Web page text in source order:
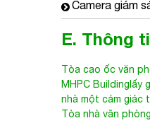
MHPC Buildinglấy
nhà một cảm giác
Tòa nhà văn
1 tầng hầm